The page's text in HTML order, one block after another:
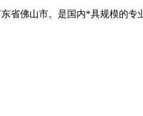
佛山市。是国内*具规模的